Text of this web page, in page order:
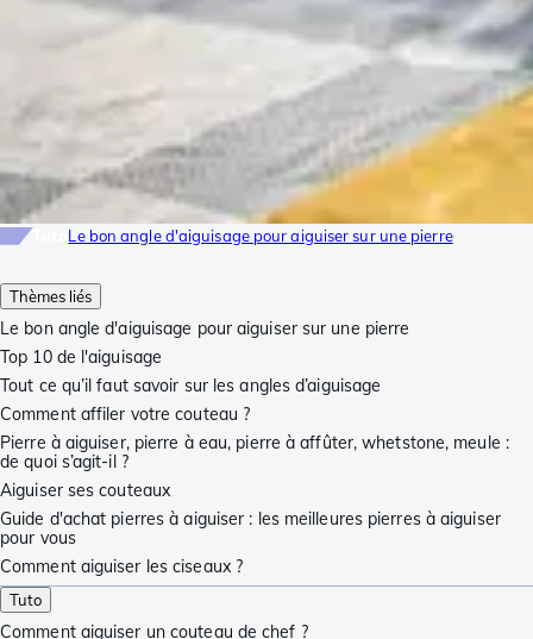
Thèmes liés
Le bon angle d'aiguisage pour aiguiser sur une pierre
Top 10 de l'aiguisage
Tout ce qu’il faut savoir sur les angles d’aiguisage
Comment affiler votre couteau ?
Pierre à aiguiser, pierre à eau, pierre à affûter, whetstone, meule :
de quoi s’agit-il ?
Aiguiser ses couteaux
Guide d'achat pierres à aiguiser : les meilleures pierres à aiguiser
pour vous
Comment aiguiser les ciseaux ?
Tuto
Comment aiguiser un couteau de chef ?
Le bon angle d'aiguisage pour aiguiser sur une pierre